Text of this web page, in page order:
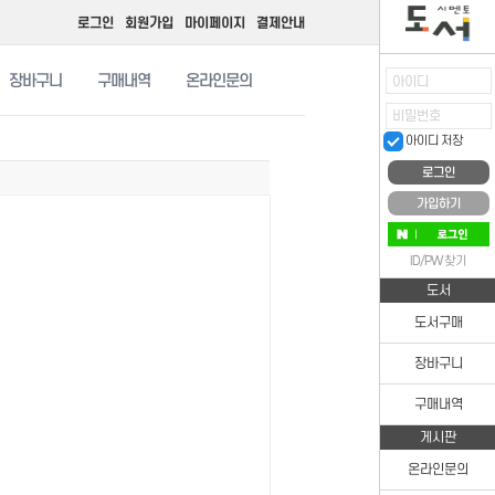
로그인 회원가입 마이페이지 결제안내
장바구니 구매내역 온라인문의 아이디
비밀번호
아이디 저장
가입하기
ID/PW 찾기
도서
도서구매
장바구니
구매내역
게시판
온라인문의